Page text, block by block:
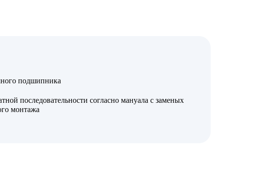
подшипника
последовательности согласно мануала с заменых
монтажа